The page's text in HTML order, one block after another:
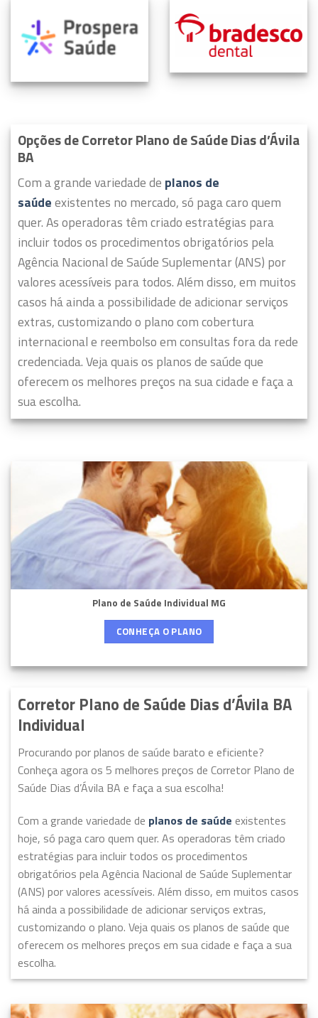
Opções de Corretor Plano de Saúde Dias d’Ávila
BA
Com a grande variedade de planos de
saúdeexistentes no mercado, só paga caro quem
quer.As operadoras têm criado estratégias para
incluir todos os procedimentos obrigatórios pela
Agência Nacional de Saúde Suplementar (ANS) por
valores acessíveis para todos.Além disso, em muitos
casos há ainda a possibilidade de adicionar serviços
extras, customizando o plano com cobertura
internacional e reembolso em consultas fora da rede
credenciada. Veja quais os planos de saúde que
oferecem os melhores preços na sua cidade e faça a
sua escolha.
Plano de Saúde Individual MG
CONHEÇA O PLANO
Corretor Plano de Saúde Dias d’Ávila BA
Individual
Procurando por planos de saúde barato e eficiente?
Conheça agora os 5 melhores preços de Corretor Plano de
Saúde Dias d’Ávila BA e faça a sua escolha!
Com a grande variedade de planos de saúde existentes
hoje, só paga caro quem quer. As operadoras têm criado
estratégias para incluir todos os procedimentos
obrigatórios pela Agência Nacional de Saúde Suplementar
(ANS) por valores acessíveis. Além disso, em muitos casos
há ainda a possibilidade de adicionar serviços extras,
customizando o plano. Veja quais os planos de saúde que
oferecem os melhores preços em sua cidade e faça a sua
escolha.